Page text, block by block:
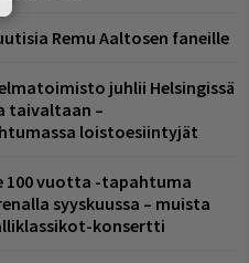
Remu Aaltosen faneille
juhlii Helsingissä
taivaltaan –
loistoesiintyjät
100 vuotta -tapahtuma
syyskuussa – muista
konsertti